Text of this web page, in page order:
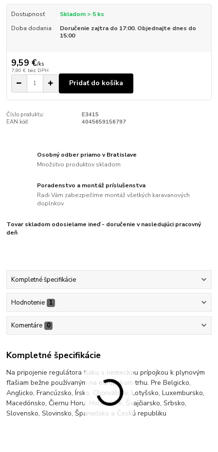
Dostupnosť
Skladom > 5 ks
Doba dodania
Doručenie zajtra do 17:00. Objednajte dnes do
15:00
9,59 €/ks
7,80 € bez DPH
Pridať do košíka
Číslo produktu:
E3415
EAN kód:
4045659156797
Osobný odber priamo v Bratislave
Množstvo produktov skladom
Poradenstvo a montáž príslušenstva
Radi Vám zabezpečíme montáž všetkých karavanových
doplnkov
Tovar skladom odosielame ineď - doručenie v nasledujúci pracovný
deň
Kompletné špecifikácie
Hodnotenie 1
Komentáre 0
Kompletné špecifikácie
Na pripojenie regulátora tlaku s nemeckou prípojkou k plynovým
fľašiam bežne používaným na európskom trhu. Pre Belgicko,
Anglicko, Francúzsko, Írsko, Chorvátsko, Lotyšsko, Luxembursko,
Macedónsko, Čiernu Horu, Holandsko, Švajčiarsko, Srbsko,
Slovensko, Slovinsko, Španielsko a Českú republiku